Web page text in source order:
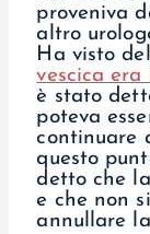
proveniva
altro
Ha visto del
vescica era
è stato
poteva
continuare
questo
detto che
e che non
annullare